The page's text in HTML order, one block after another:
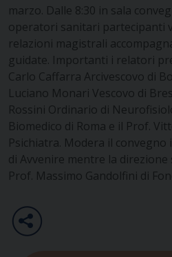
marzo. Dalle 8:30 in sala
operatori sanitari partecipanti
relazioni magistrali
guidate. Importanti i relatori
Carlo Caffarra Arcivescovo di
Luciano Monari Vescovo di
Rossini Ordinario di
Biomedico di Roma e il Prof.
Psichiatra. Modera il
di Avvenire mentre la direzione
Prof. Massimo Gandolfini di